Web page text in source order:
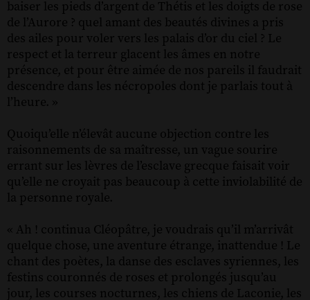
baiser les pieds d’argent de Thétis et les doigts de rose
de l’Aurore ? quel amant des beautés divines a pris
des ailes pour voler vers les palais d’or du ciel ? Le
respect et la terreur glacent les âmes en notre
présence, et pour être aimée de nos pareils il faudrait
descendre dans les nécropoles dont je parlais tout à
l’heure. »
Quoiqu’elle n’élevât aucune objection contre les
raisonnements de sa maîtresse, un vague sourire
errant sur les lèvres de l’esclave grecque faisait voir
qu’elle ne croyait pas beaucoup à cette inviolabilité de
la personne royale.
« Ah ! continua Cléopâtre, je voudrais qu’il m’arrivât
quelque chose, une aventure étrange, inattendue ! Le
chant des poètes, la danse des esclaves syriennes, les
festins couronnés de roses et prolongés jusqu’au
jour, les courses nocturnes, les chiens de Laconie, les